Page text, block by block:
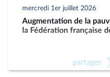
mercredi 1er juillet 2026
Augmentation de la
la Fédération française
partager